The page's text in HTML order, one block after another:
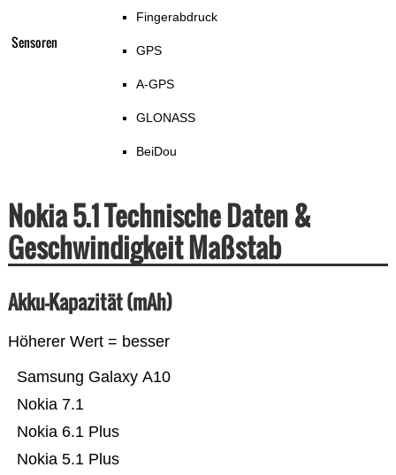
Sensoren
Fingerabdruck
GPS
A-GPS
GLONASS
BeiDou
Nokia 5.1 Technische Daten &
Geschwindigkeit Maßstab
Akku-Kapazität (mAh)
Höherer Wert = besser
Nokia 5.1 Plus
Nokia 6.1 Plus
Nokia 7.1
Samsung Galaxy A10